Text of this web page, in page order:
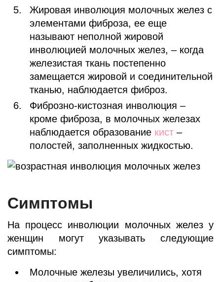
Жировая инволюция молочных желез с
элементами фиброза, ее еще
называют неполной жировой
инволюцией молочных желез, – когда
железистая ткань постепенно
замещается жировой и соединительной
тканью, наблюдается фиброз.
Фиброзно-кистозная инволюция –
кроме фиброза, в молочных железах
наблюдается образование кист –
полостей, заполненных жидкостью.
Симптомы
На процесс инволюции молочных желез у
женщин могут указывать следующие
симптомы:
Молочные железы увеличились, хотя